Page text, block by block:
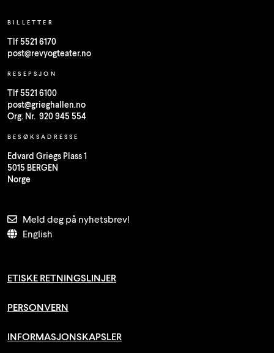
BILLETTER
Tlf 5521 6170
post@revyogteater.no
RESEPSJON
Tlf 5521 6100
post@grieghallen.no
Org. Nr. 920 945 554
BESØKSADRESSE
Edvard Griegs Plass 1
5015 BERGEN
Norge
Meld deg på nyhetsbrev!
English
ETISKE RETNINGSLINJER
PERSONVERN
INFORMASJONSKAPSLER